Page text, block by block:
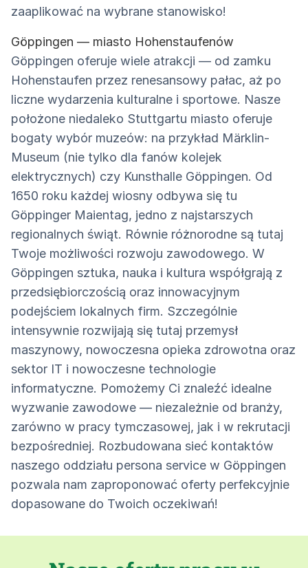
zaaplikować na wybrane stanowisko!
Göppingen — miasto Hohenstaufenów
Göppingen oferuje wiele atrakcji — od zamku
Hohenstaufen przez renesansowy pałac, aż po
liczne wydarzenia kulturalne i sportowe. Nasze
położone niedaleko Stuttgartu miasto oferuje
bogaty wybór muzeów: na przykład Märklin-
Museum (nie tylko dla fanów kolejek
elektrycznych) czy Kunsthalle Göppingen. Od
1650 roku każdej wiosny odbywa się tu
Göppinger Maientag, jedno z najstarszych
regionalnych świąt. Równie różnorodne są tutaj
Twoje możliwości rozwoju zawodowego. W
Göppingen sztuka, nauka i kultura współgrają z
przedsiębiorczością oraz innowacyjnym
podejściem lokalnych firm. Szczególnie
intensywnie rozwijają się tutaj przemysł
maszynowy, nowoczesna opieka zdrowotna oraz
sektor IT i nowoczesne technologie
informatyczne. Pomożemy Ci znaleźć idealne
wyzwanie zawodowe — niezależnie od branży,
zarówno w pracy tymczasowej, jak i w rekrutacji
bezpośredniej. Rozbudowana sieć kontaktów
naszego oddziału persona service w Göppingen
pozwala nam zaproponować oferty perfekcyjnie
dopasowane do Twoich oczekiwań!